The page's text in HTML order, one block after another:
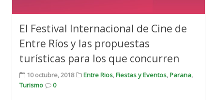
El Festival Internacional de Cine de
Entre Ríos y las propuestas
turísticas para los que concurren
10 octubre, 2018 Entre Rios,Fiestas y Eventos,Parana,
Turismo
0